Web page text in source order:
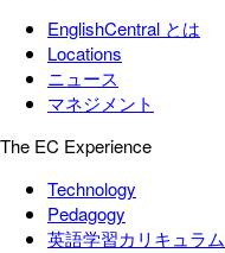
EnglishCentral とは
Locations
ニュース
マネジメント
The EC Experience
Technology
Pedagogy
英語学習カリキュラム